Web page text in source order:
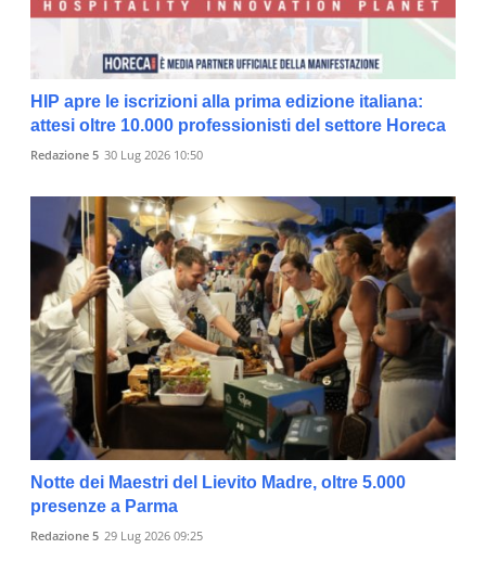
HIP apre le iscrizioni alla prima edizione italiana:
attesi oltre 10.000 professionisti del settore Horeca
Redazione 5 30 Lug 2026 10:50
Notte dei Maestri del Lievito Madre, oltre 5.000
presenze a Parma
Redazione 5 29 Lug 2026 09:25